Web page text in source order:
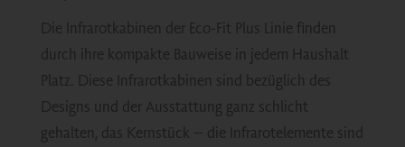
Die Infrarotkabinen der Eco-Fit Plus Linie finden
durch ihre kompakte Bauweise in jedem Haushalt
Platz. Diese Infrarotkabinen sind bezüglich des
Designs und der Ausstattung ganz schlicht
gehalten, das Kernstück – die Infrarotelemente sind